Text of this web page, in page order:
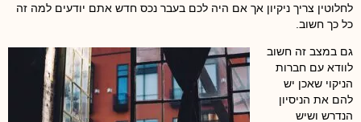
לחלוטין צריך ניקיון אך אם היה לכם בעבר נכס חדש אתם יודעים למה זה
כל כך חשוב.
גם במצב זה חשוב
לוודא עם חברות
הניקוי שאכן יש
להם את הניסיון
הנדרש ושיש